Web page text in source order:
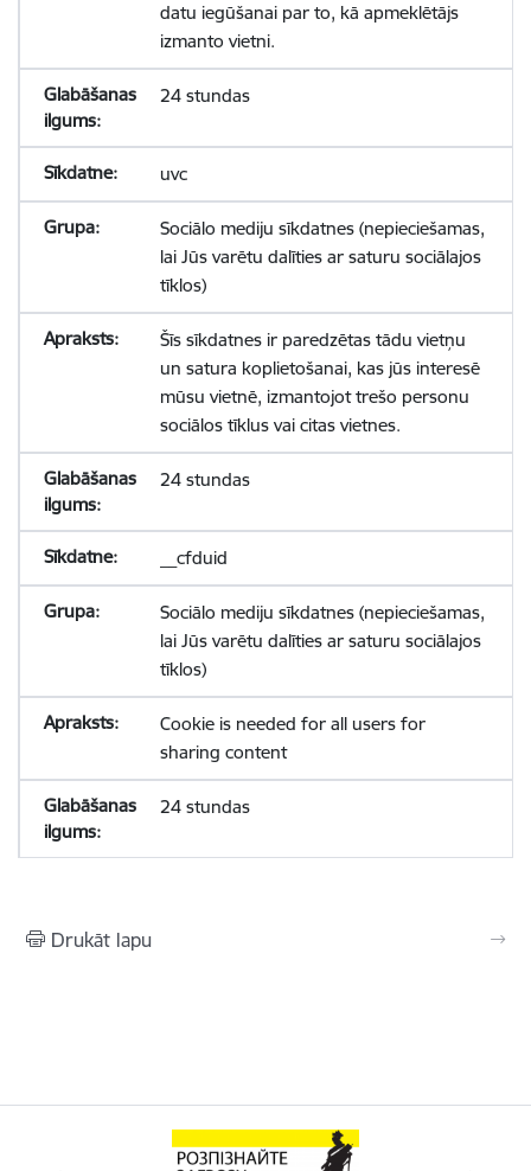
datu iegūšanai par to, kā apmeklētājs
izmanto vietni.
24 stundas
uvc
Sociālo mediju sīkdatnes (nepieciešamas,
lai Jūs varētu dalīties ar saturu sociālajos
tīklos)
Šīs sīkdatnes ir paredzētas tādu vietņu
un satura koplietošanai, kas jūs interesē
mūsu vietnē, izmantojot trešo personu
sociālos tīklus vai citas vietnes.
24 stundas
__cfduid
Sociālo mediju sīkdatnes (nepieciešamas,
lai Jūs varētu dalīties ar saturu sociālajos
tīklos)
Cookie is needed for all users for
sharing content
24 stundas
Drukāt lapu